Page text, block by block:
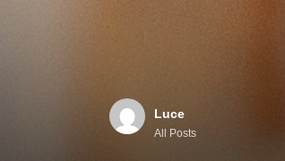
Luce
All Posts